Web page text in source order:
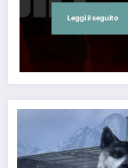
Leggi il seguito